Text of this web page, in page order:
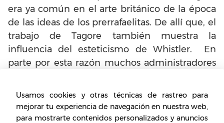
era ya común en el arte británico de la época
de las ideas de los prerrafaelitas. De allí que, el
trabajo de Tagore también muestra la
influencia del esteticismo de Whistler. En
parte por esta razón muchos administradores
ideas, sobre todo porque la filosofía hindú se
estaba volviendo cada vez más influyente en el
oeste, después de la propagación del
Usamos cookies y otras técnicas de rastreo para
mejorar tu experiencia de navegación en nuestra web,
para mostrarte contenidos personalizados y anuncios